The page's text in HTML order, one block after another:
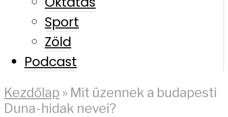
Sport
Zöld
Podcast
Kezdőlap » Mit üzennek a budapesti
Duna-hidak nevei?